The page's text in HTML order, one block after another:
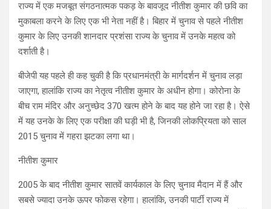
राज्य में एक मजबूत संगठनात्मक पकड़ के बावजूद नीतीश कुमार की छवि का
मुकाबला करने के लिए एक भी नेता नहीं है। बिहार में चुनाव से पहले नीतीश
कुमार के लिए उनकी शानदार प्रशंसा राज्य के चुनाव में उनके महत्व को
दर्शाती है।
बीजेपी यह पहले ही कह चुकी है कि प्रधानमंत्री के मार्गदर्शन में चुनाव लड़ा
जाएगा, हालांकि राज्य का नेतृत्व नीतीश कुमार के अधीन होगा। कोरोना के
बीच राम मंदिर और अनुच्छेद 370 खत्म होने के बाद यह होने जा रहा है। ऐसे
में यह उनके के लिए एक परीक्षा की घड़ी भी है, जिनकी लोकप्रियता को साल
2015 चुनाव में गहरा झटका लगा था।
नीतीश कुमार
2005 के बाद नीतीश कुमार सातवें कार्यकाल के लिए चुनाव मैदान में हैं और
सबसे ज्यादा उनके ऊपर फोकस रहेगा। हालांकि, उनकी पार्टी राज्य में